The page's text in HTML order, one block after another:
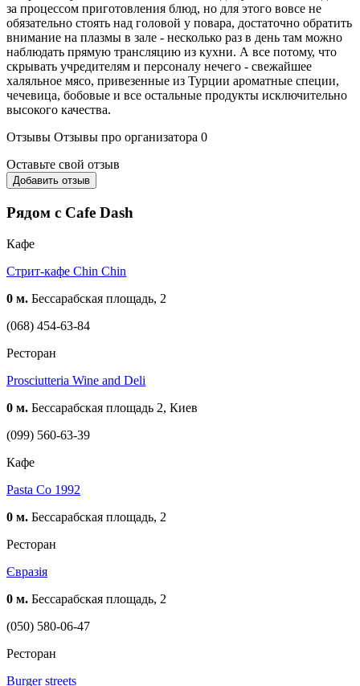
за процессом приготовления блюд, но для этого вовсе не
обязательно стоять над головой у повара, достаточно обратить
внимание на плазмы в зале - несколько раз в день там можно
наблюдать прямую трансляцию из кухни. А все потому, что
скрывать учредителям и персоналу нечего - свежайшее
халяльное мясо, привезенные из Турции ароматные специи,
чечевица, бобовые и все остальные продукты исключительно
высокого качества.
Отзывы Отзывы про организатора 0
Оставьте свой отзыв
Добавить отзыв
Рядом с Cafe Dash
Кафе
Стрит-кафе Сhin Chin
0 м. Бессарабская площадь, 2
(068) 454-63-84
Ресторан
Prosciutteria Wine and Deli
0 м. Бессарабская площадь 2, Киев
(099) 560-63-39
Кафе
Pasta Co 1992
0 м. Бессарабская площадь, 2
Ресторан
Євразія
0 м. Бессарабская площадь, 2
(050) 580-06-47
Ресторан
Burger streets